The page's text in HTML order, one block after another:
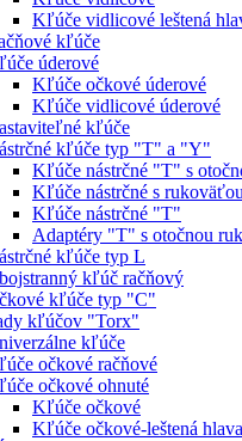
Kľúče vidlicové leštená
kľúče
úderové
Kľúče očkové úderové
Kľúče vidlicové úderové
kľúče
kľúče typ "T" a "Y"
Kľúče nástrčné "T" s
Kľúče nástrčné s rukoväťou
Kľúče nástrčné "T"
Adaptéry "T" s otočnou
kľúče typ L
kľúč račňový
kľúče typ "C"
kľúčov "Torx"
kľúče
očkové račňové
očkové ohnuté
Kľúče očkové
Kľúče očkové-leštená hlava